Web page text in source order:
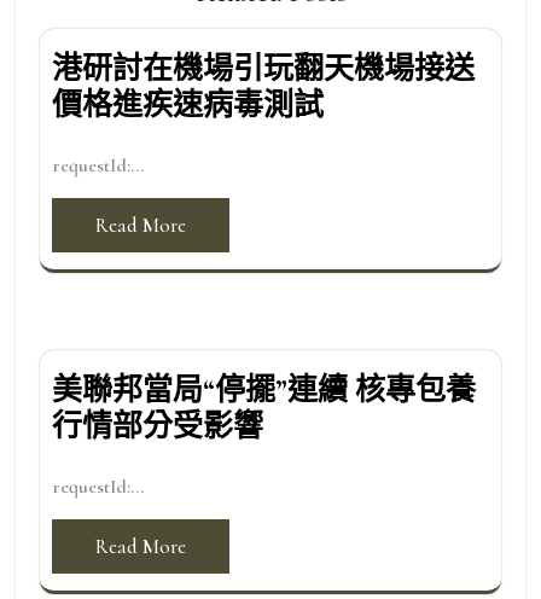
港研討在機場引玩翻天機場接送
價格進疾速病毒測試
requestId:...
Read More
美聯邦當局“停擺”連續 核專包養
行情部分受影響
requestId:...
Read More